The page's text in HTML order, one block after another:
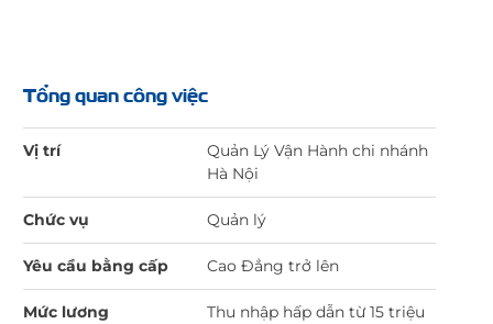
Tổng quan công việc
Vị trí
Quản Lý Vận Hành chi nhánh
Hà Nội
Chức vụ Quản lý
Yêu cầu bằng cấp Cao Đẳng trở lên
Mức lương
Thu nhập hấp dẫn từ 15 triệu